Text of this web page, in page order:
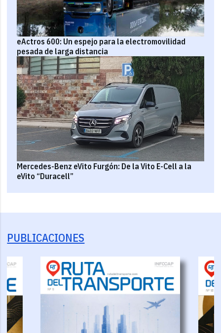
eActros 600: Un espejo para la electromovilidad
pesada de larga distancia
Mercedes-Benz eVito Furgón: De la Vito E-Cell a la
eVito “Duracell”
PUBLICACIONES